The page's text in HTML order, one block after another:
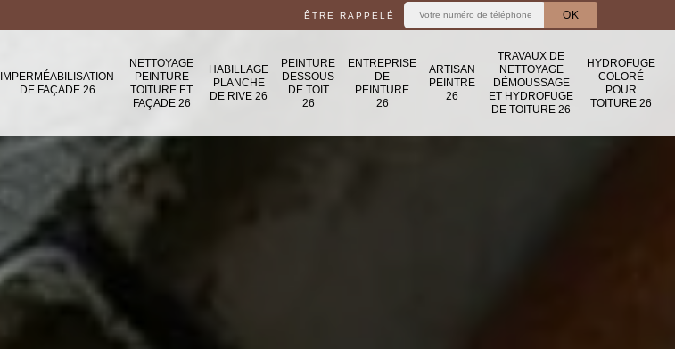
ÊTRE RAPPELÉ
IMPERMÉABILISATION
DE FAÇADE 26
NETTOYAGE
PEINTURE
TOITURE ET
FAÇADE 26
HABILLAGE
PLANCHE
DE RIVE 26
PEINTURE
DESSOUS
DE TOIT
26
ENTREPRISE
DE
PEINTURE
26
ARTISAN
PEINTRE
26
TRAVAUX DE
NETTOYAGE
DÉMOUSSAGE
ET HYDROFUGE
DE TOITURE 26
HYDROFUGE
COLORÉ
POUR
TOITURE 26